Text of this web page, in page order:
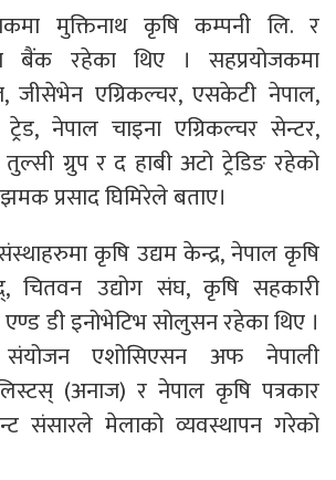
मुक्तिनाथ कृषि कम्पनी लि. र
बैंक रहेका थिए । सहप्रयोजकमा
जीसेभेन एग्रिकल्चर, एसकेटी नेपाल,
नेपाल चाइना एग्रिकल्चर सेन्टर,
ग्रुप र द हाबी अटो ट्रेडिङ रहेको
प्रसाद घिमिरेले बताए।
कृषि उद्यम केन्द्र, नेपाल कृषि
चितवन उद्योग संघ, कृषि सहकारी
डी इनोभेटिभ सोलुसन रहेका थिए ।
संयोजन एशोसिएसन अफ नेपाली
(अनाज) र नेपाल कृषि पत्रकार
संसारले मेलाको व्यवस्थापन गरेको